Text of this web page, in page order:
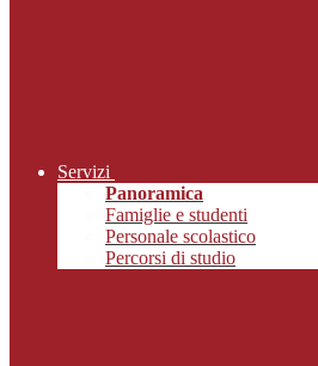
Servizi
Panoramica
Famiglie e studenti
Personale scolastico
Percorsi di studio